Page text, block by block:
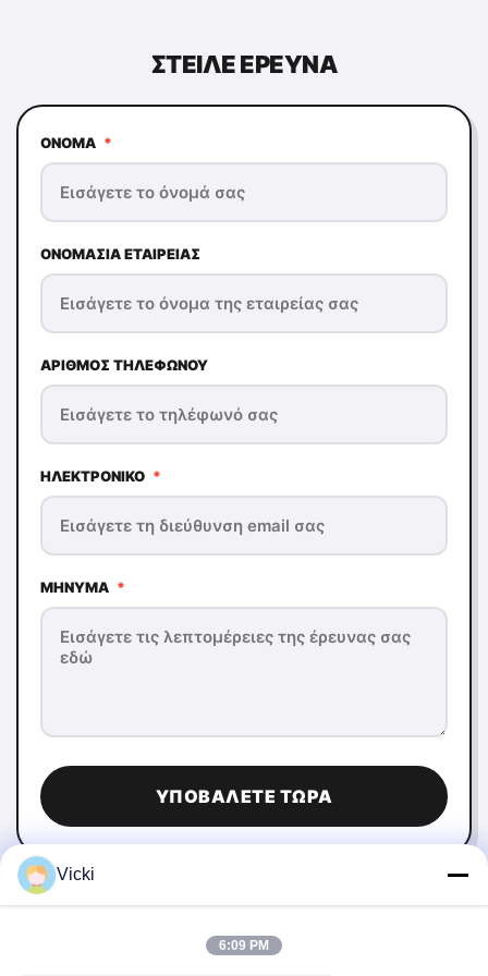
ΣΤΕΊΛΕ ΕΡΕΥΝΆ
ΌΝΟΜΑ *
ΟΝΟΜΑΣΊΑ ΕΤΑΙΡΕΊΑΣ
ΑΡΙΘΜΌΣ ΤΗΛΕΦΏΝΟΥ
ΗΛΕΚΤΡΟΝΙΚΌ *
ΜΉΝΥΜΑ *
ΥΠΟΒΆΛΕΤΕ ΤΏΡΑ
Vicki
6:09 PM